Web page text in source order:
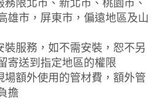
雄市，屏東市，偏遠地區及山
裝服務，如不需安裝，恕不另
寄送到指定地區的權限
場額外使用的管材費，額外管
擔